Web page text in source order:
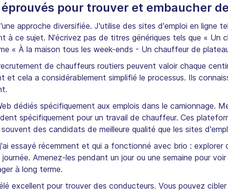
éprouvés pour trouver et embaucher
approche diversifiée. J'utilise des sites d'emploi en ligne
à ce sujet. N'écrivez pas de titres génériques tels que « Un
« À la maison tous les week-ends - Un chauffeur de
de chauffeurs routiers peuvent valoir chaque
et cela a considérablement simplifié le processus. Ils
dédiés spécifiquement aux emplois dans le camionnage.
spécifiquement pour un travail de chauffeur. Ces
des candidats de meilleure qualité que les sites
essayé récemment et qui a fonctionné avec brio :
journée. Amenez-les pendant un jour ou une semaine pour
à long terme.
excellent pour trouver des conducteurs. Vous pouvez